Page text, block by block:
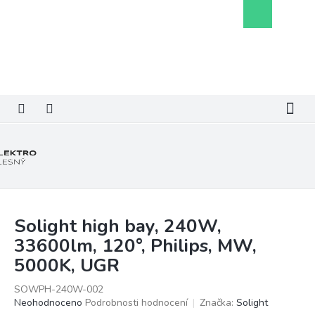
košík
Solight high bay, 240W,
33600lm, 120°, Philips, MW,
5000K, UGR
SOWPH-240W-002
Průměrné
Neohodnoceno Podrobnosti hodnocení Značka: Solight